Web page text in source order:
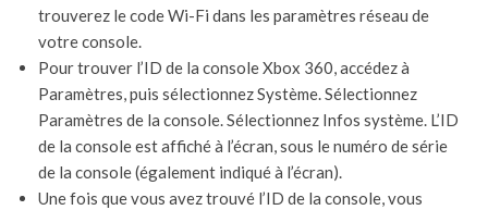
trouverez le code Wi-Fi dans les paramètres réseau de
votre console.
Pour trouver l’ID de la console Xbox 360, accédez à
Paramètres, puis sélectionnez Système. Sélectionnez
Paramètres de la console. Sélectionnez Infos système. L’ID
de la console est affiché à l’écran, sous le numéro de série
de la console (également indiqué à l’écran).
Une fois que vous avez trouvé l’ID de la console, vous